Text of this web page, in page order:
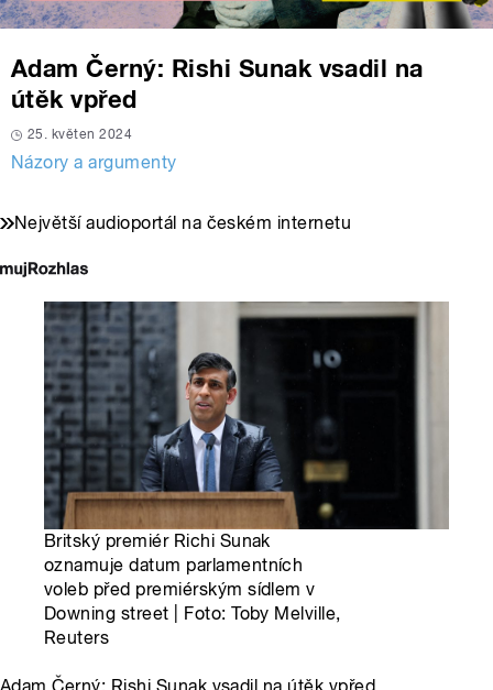
Adam Černý: Rishi Sunak vsadil na
útěk vpřed
25. květen 2024
Názory a argumenty
Největší audioportál na českém internetu
Britský premiér Richi Sunak
oznamuje datum parlamentních
voleb před premiérským sídlem v
Downing street | Foto: Toby Melville,
Reuters